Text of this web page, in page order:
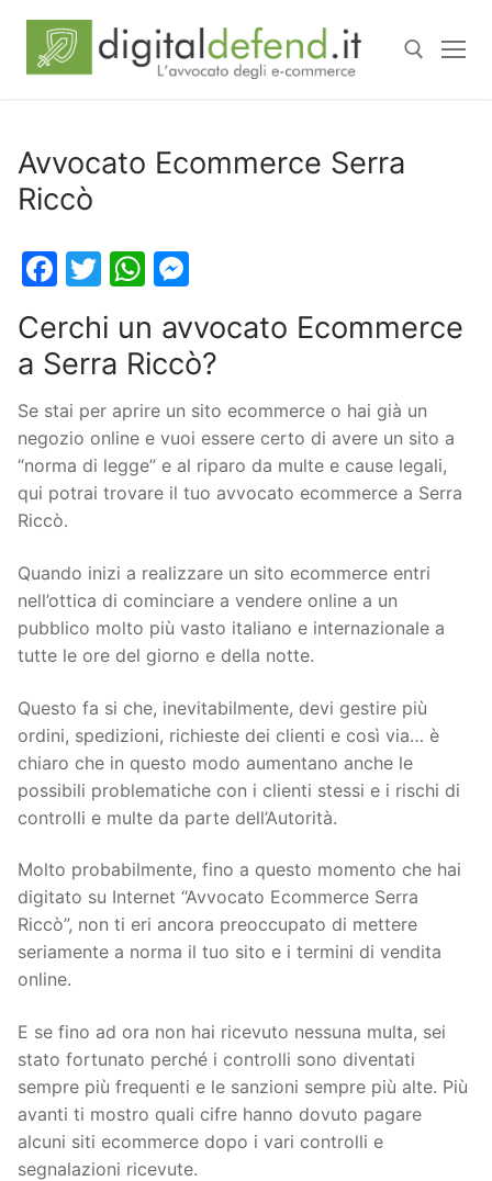
Avvocato Ecommerce Serra
Riccò
Facebook
TwitterWhatsApp
Cerchi un avvocato Ecommerce
a Serra Riccò?
Se stai per aprire un sito ecommerce o hai già un
negozio online e vuoi essere certo di avere un sito a
“norma di legge” e al riparo da multe e cause legali,
qui potrai trovare il tuo avvocato ecommerce a Serra
Riccò.
Quando inizi a realizzare un sito ecommerce entri
nell’ottica di cominciare a vendere online a un
pubblico molto più vasto italiano e internazionale a
tutte le ore del giorno e della notte.
Questo fa si che, inevitabilmente, devi gestire più
ordini, spedizioni, richieste dei clienti e così via… è
chiaro che in questo modo aumentano anche le
possibili problematiche con i clienti stessi e i rischi di
controlli e multe da parte dell’Autorità.
Molto probabilmente, fino a questo momento che hai
digitato su Internet “Avvocato Ecommerce Serra
Riccò”, non ti eri ancora preoccupato di mettere
seriamente a norma il tuo sito e i termini di vendita
online.
E se fino ad ora non hai ricevuto nessuna multa, sei
stato fortunato perché i controlli sono diventati
sempre più frequenti e le sanzioni sempre più alte. Più
avanti ti mostro quali cifre hanno dovuto pagare
alcuni siti ecommerce dopo i vari controlli e
segnalazioni ricevute.